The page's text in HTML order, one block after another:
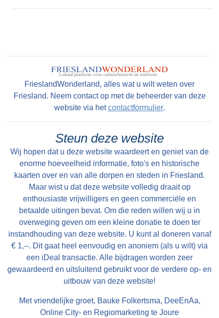
FrieslandWonderland, alles wat u wilt weten over
Friesland. Neem contact op met de beheerder van deze
website via hetcontactformulier.
Steun deze website
Wij hopen dat u deze website waardeert en geniet van de
enorme hoeveelheid informatie, foto's en historische
kaarten over en van alle dorpen en steden in Friesland.
Maar wist u dat deze website volledig draait op
enthousiaste vrijwilligers en geen commerciële en
betaalde uitingen bevat. Om die reden willen wij u in
overweging geven om een kleine donatie te doen ter
instandhouding van deze website. U kunt al doneren vanaf
€ 1,--. Dit gaat heel eenvoudig en anoniem (als u wilt) via
een iDeal transactie. Alle bijdragen worden zeer
gewaardeerd en uitsluitend gebruikt voor de verdere op- en
uitbouw van deze website!
Met vriendelijke groet, Bauke Folkertsma, DeeEnAa,
Online City- en Regiomarketing te Joure